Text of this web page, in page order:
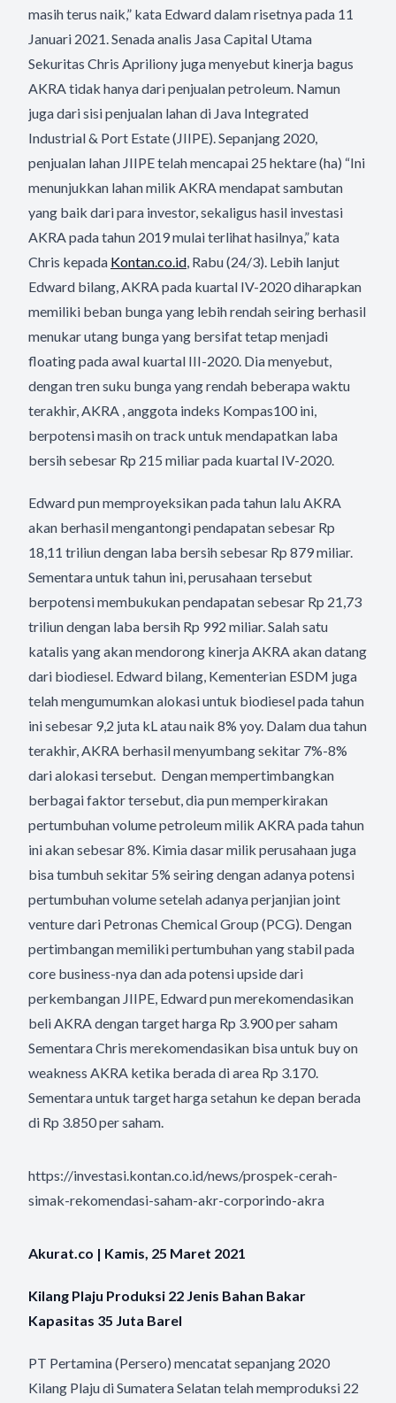
masih terus naik,” kata Edward dalam risetnya pada 11
Januari 2021. Senada analis Jasa Capital Utama
Sekuritas Chris Apriliony juga menyebut kinerja bagus
AKRA tidak hanya dari penjualan petroleum. Namun
juga dari sisi penjualan lahan di Java Integrated
Industrial & Port Estate (JIIPE). Sepanjang 2020,
penjualan lahan JIIPE telah mencapai 25 hektare (ha) “Ini
menunjukkan lahan milik AKRA mendapat sambutan
yang baik dari para investor, sekaligus hasil investasi
AKRA pada tahun 2019 mulai terlihat hasilnya,” kata
Chris kepada Kontan.co.id, Rabu (24/3). Lebih lanjut
Edward bilang, AKRA pada kuartal IV-2020 diharapkan
memiliki beban bunga yang lebih rendah seiring berhasil
menukar utang bunga yang bersifat tetap menjadi
floating pada awal kuartal III-2020. Dia menyebut,
dengan tren suku bunga yang rendah beberapa waktu
terakhir, AKRA , anggota indeks Kompas100 ini,
berpotensi masih on track untuk mendapatkan laba
bersih sebesar Rp 215 miliar pada kuartal IV-2020.
Edward pun memproyeksikan pada tahun lalu AKRA
akan berhasil mengantongi pendapatan sebesar Rp
18,11 triliun dengan laba bersih sebesar Rp 879 miliar.
Sementara untuk tahun ini, perusahaan tersebut
berpotensi membukukan pendapatan sebesar Rp 21,73
triliun dengan laba bersih Rp 992 miliar. Salah satu
katalis yang akan mendorong kinerja AKRA akan datang
dari biodiesel. Edward bilang, Kementerian ESDM juga
telah mengumumkan alokasi untuk biodiesel pada tahun
ini sebesar 9,2 juta kL atau naik 8% yoy. Dalam dua tahun
terakhir, AKRA berhasil menyumbang sekitar 7%-8%
dari alokasi tersebut. Dengan mempertimbangkan
berbagai faktor tersebut, dia pun memperkirakan
pertumbuhan volume petroleum milik AKRA pada tahun
ini akan sebesar 8%. Kimia dasar milik perusahaan juga
bisa tumbuh sekitar 5% seiring dengan adanya potensi
pertumbuhan volume setelah adanya perjanjian joint
venture dari Petronas Chemical Group (PCG). Dengan
pertimbangan memiliki pertumbuhan yang stabil pada
core business-nya dan ada potensi upside dari
perkembangan JIIPE, Edward pun merekomendasikan
beli AKRA dengan target harga Rp 3.900 per saham
Sementara Chris merekomendasikan bisa untuk buy on
weakness AKRA ketika berada di area Rp 3.170.
Sementara untuk target harga setahun ke depan berada
di Rp 3.850 per saham.
https://investasi.kontan.co.id/news/prospek-cerah-
simak-rekomendasi-saham-akr-corporindo-akra
Akurat.co | Kamis, 25 Maret 2021
Kilang Plaju Produksi 22 Jenis Bahan Bakar
Kapasitas 35 Juta Barel
PT Pertamina (Persero) mencatat sepanjang 2020
Kilang Plaju di Sumatera Selatan telah memproduksi 22